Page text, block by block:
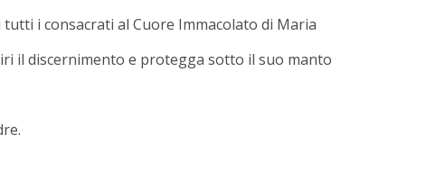
i consacrati al Cuore Immacolato di Maria
il discernimento e protegga sotto il suo manto